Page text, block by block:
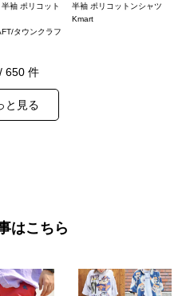
袖 ポリコット
タウンクラフ
半袖 ポリコットンシャツ
Kmart
/ 650 件
と見る
はこちら